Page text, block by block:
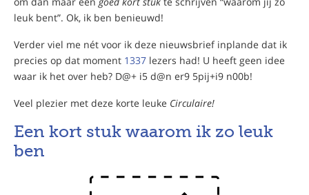
leuk bent”. Ok, ik ben benieuwd!
Verder viel me nét voor ik deze nieuwsbrief inplande dat ik
precies op dat moment 1337 lezers had! U heeft geen idee
waar ik het over heb? D@+ i5 d@n er9 5pij+i9 n00b!
Veel plezier met deze korte leuke Circulaire!
Een kort stuk waarom ik zo leuk
ben